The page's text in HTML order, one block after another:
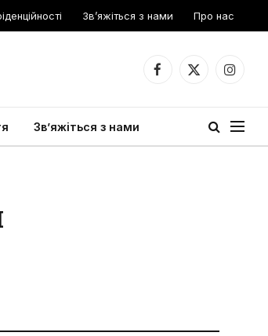
Зв’яжіться з нами Про нас
Facebook
X
Зв’яжіться з нами